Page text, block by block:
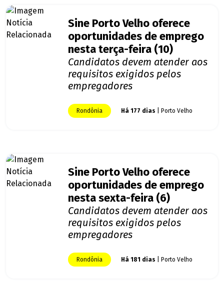
Sine Porto Velho oferece
oportunidades de emprego
nesta terça-feira (10)
Candidatos devem atender aos
requisitos exigidos pelos
empregadores
Rondônia Há 177 dias | Porto Velho
Sine Porto Velho oferece
oportunidades de emprego
nesta sexta-feira (6)
Candidatos devem atender aos
requisitos exigidos pelos
empregadores
Rondônia Há 181 dias | Porto Velho